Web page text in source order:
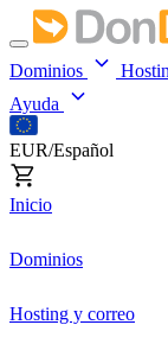
Dominios
Ayuda
EUR/Español
Inicio
Dominios
Hosting y correo